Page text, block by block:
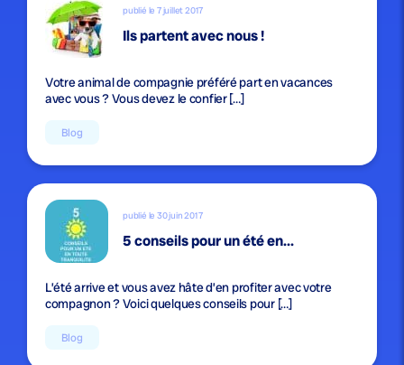
publié le 7 juillet 2017
Ils partent avec nous !
Votre animal de compagnie préféré part en vacances
avec vous ? Vous devez le confier […]
Blog
publié le 30 juin 2017
5 conseils pour un été en...
L’été arrive et vous avez hâte d’en profiter avec votre
compagnon ? Voici quelques conseils pour […]
Blog